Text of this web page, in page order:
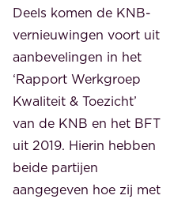
Deels komen de KNB-
vernieuwingen voort uit
aanbevelingen in het
‘Rapport Werkgroep
Kwaliteit & Toezicht’
van de KNB en het BFT
uit 2019. Hierin hebben
beide partijen
aangegeven hoe zij met